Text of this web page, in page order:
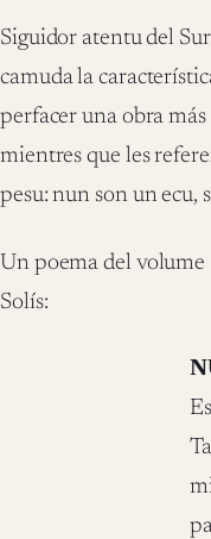
Siguidor atentu del
camuda la
perfacer una obra
mientres que les
pesu: nun son un ecu,
Un poema del volume
Solís: